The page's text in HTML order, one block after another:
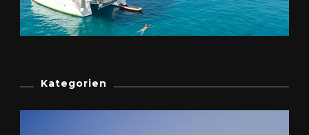
Kategorien